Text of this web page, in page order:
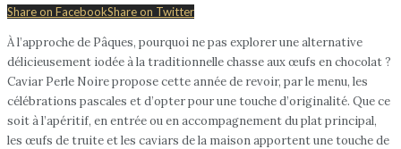
Share on FacebookShare on Twitter
À l’approche de Pâques, pourquoi ne pas explorer une alternative
délicieusement iodée à la traditionnelle chasse aux œufs en chocolat ?
Caviar Perle Noire propose cette année de revoir, par le menu, les
célébrations pascales et d’opter pour une touche d’originalité. Que ce
soit à l’apéritif, en entrée ou en accompagnement du plat principal,
les œufs de truite et les caviars de la maison apportent une touche de